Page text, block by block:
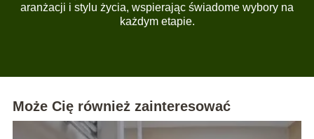
aranżacji i stylu życia, wspierając świadome wybory na
każdym etapie.
Może Cię również zainteresować